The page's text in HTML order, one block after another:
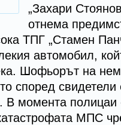
„Захари
отнема
ТПГ „Стамен
автомобил,
Шофьорът на
според
В момента
МПС